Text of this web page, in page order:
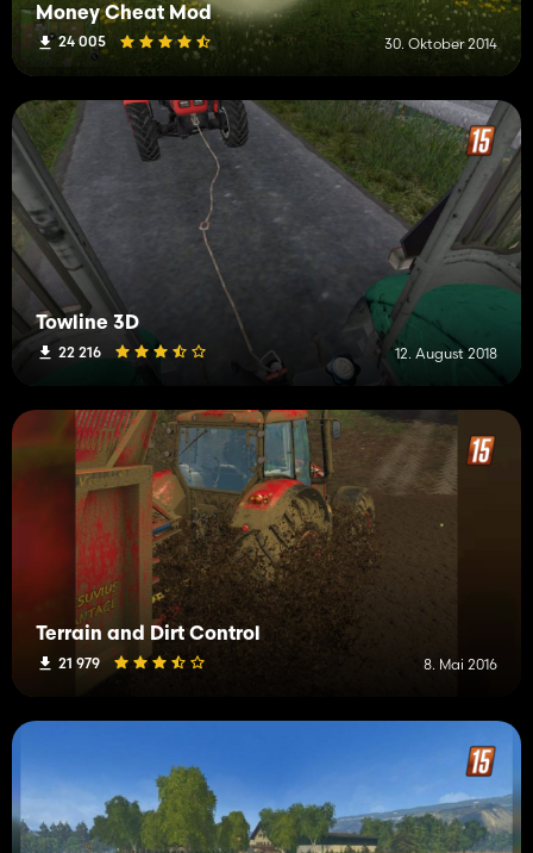
Money Cheat Mod
24 005 30. Oktober 2014
Towline 3D
22 216 12. August 2018
Terrain and Dirt Control
21 979 8. Mai 2016